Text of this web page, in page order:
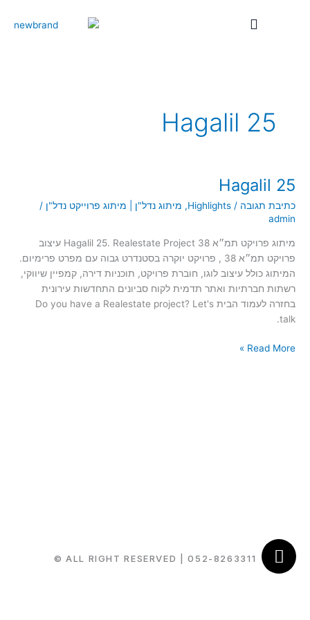
25 Hagalil
25 Hagalil
כתיבת תגובה /
Highlights
, מיתוג נדל"ן | מיתוג פרוייקט נדל"ן /
admin
מיתוג פרויקט תמ״א 38 Hagalil 25. Realestate Project עיצוב
פרויקט תמ״א 38 , פרויקט יוקרה בסטנדרט גבוה עם מפרט פרימיום.
המיתוג כולל עיצוב לוגו, חוברת פרויקט, תוכניות דירה, קמפיין שיווקי,
רשתות חברתיות ואתר תדמית לקוח סביונים התחדשות עירונית
בחזרה לעמוד הבית Do you have a Realestate project? Let's
talk.
25
Read More »
© ALL RIGHT RESERVED |052-8263311